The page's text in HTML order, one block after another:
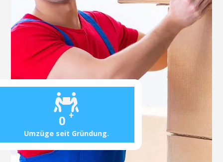
0 +
Umzüge seit Gründung.